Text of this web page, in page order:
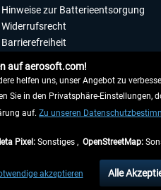
Hinweise zur Batterieentsorgung
Widerrufsrecht
Barrierefreiheit
Impressum
, wenn nicht anders
Länder entnehmen Sie bitte den
auf aerosoft.com!
helfen uns, unser Angebot zu
in den Privatsphäre-Einstellungen,
auf. Zu unseren
Pixel: Sonstiges , OpenStreetMap:
akzeptieren Alle